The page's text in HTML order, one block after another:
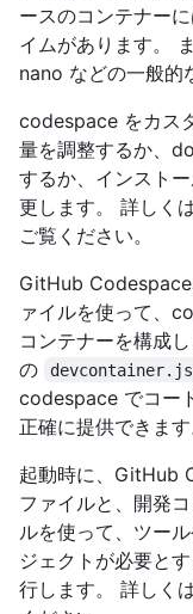
ースのコンテナー
イムがあります。
nano などの一般的
codespace をカス
量を調整するか、
するか、インスト
更します。 詳しく
ご覧ください。
GitHub
ァイルを使って、
コンテナーを構成
の
codespace でコー
正確に提供できます
起動時に、GitHub
ファイルと、開発
ルを使って、ツー
ジェクトが必要と
行します。 詳しく